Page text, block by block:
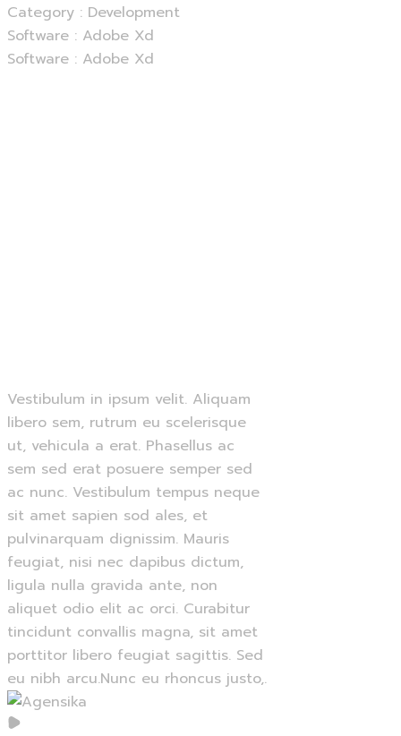
Category : Development
Software : Adobe Xd
Software : Adobe Xd
Vestibulum in ipsum velit. Aliquam
libero sem, rutrum eu scelerisque
ut, vehicula a erat. Phasellus ac
sem sed erat posuere semper sed
ac nunc. Vestibulum tempus neque
sit amet sapien sod ales, et
pulvinarquam dignissim. Mauris
feugiat, nisi nec dapibus dictum,
ligula nulla gravida ante, non
aliquet odio elit ac orci. Curabitur
tincidunt convallis magna, sit amet
porttitor libero feugiat sagittis. Sed
eu nibh arcu.Nunc eu rhoncus justo,.